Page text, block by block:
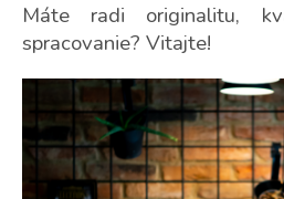
Máte radi originalitu,
spracovanie? Vitajte!